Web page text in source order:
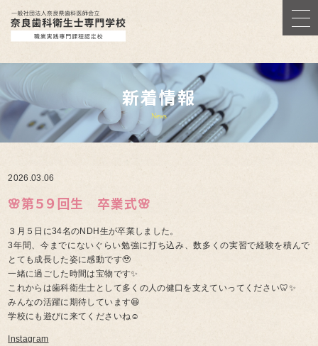
新着情報
News
2026.03.06
🌸第５９回生 卒業式🌸
３月５日に34名のNDH生が卒業しました。
3年間、今までにないぐらい勉強に打ち込み、数多くの実習で経験を積んで
とても成長した姿に感動です🥹
一緒に過ごした時間は宝物です✨
これからは歯科衛生士として多くの人の健口を支えていってください🦷✨
みんなの活躍に期待しています😆
学校にも遊びに来てくださいね☺️
Instagram